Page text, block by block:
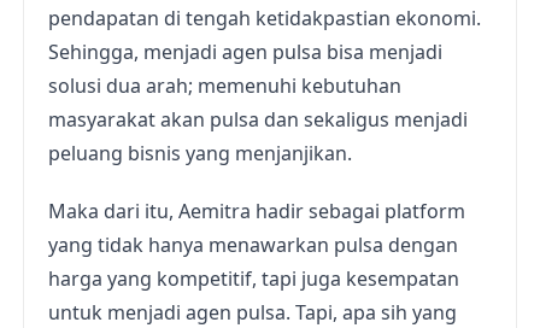
pendapatan di tengah ketidakpastian ekonomi.
Sehingga, menjadi agen pulsa bisa menjadi
solusi dua arah; memenuhi kebutuhan
masyarakat akan pulsa dan sekaligus menjadi
peluang bisnis yang menjanjikan.
Maka dari itu, Aemitra hadir sebagai platform
yang tidak hanya menawarkan pulsa dengan
harga yang kompetitif, tapi juga kesempatan
untuk menjadi agen pulsa. Tapi, apa sih yang